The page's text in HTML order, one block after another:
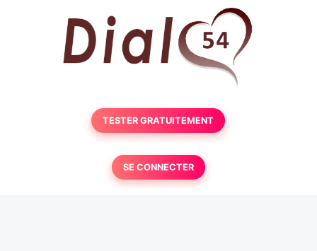
TESTER GRATUITEMENT
SE CONNECTER